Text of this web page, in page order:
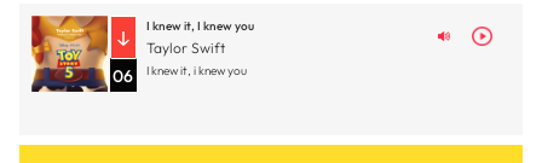
06
I knew it, I knew you
Taylor Swift
I knew it, i knew you